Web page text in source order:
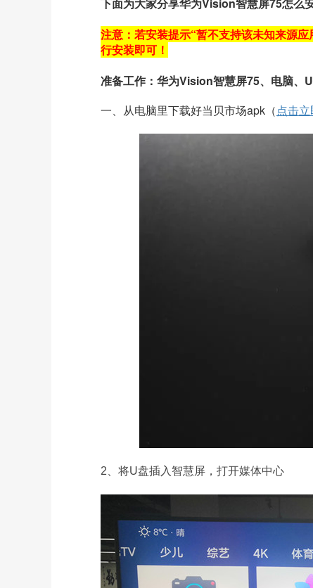
注意：若安装提示“暂不支持该未知来源
行安装即可！
准备工作：华为Vision智慧屏75、电脑、
一、从电脑里下载好当贝市场apk（点击
2、将U盘插入智慧屏，打开媒体中心